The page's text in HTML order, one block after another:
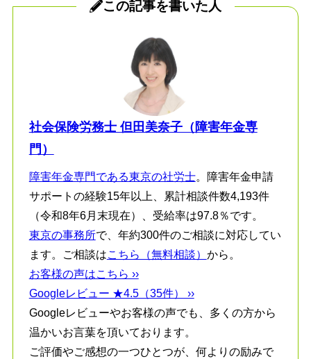
この記事を書いた人
社会保険労務士 但田美奈子（障害年金専
門）
障害年金専門である東京の社労士。障害年金申請
サポートの経験15年以上、累計相談件数4,193件
（令和8年6月末現在）、受給率は97.8％です。
東京の事務所で、年約300件のご相談に対応してい
ます。ご相談はこちら（無料相談） から。
お客様の声はこちら ››
Googleレビュー ★4.5（35件） ››
Googleレビューやお客様の声でも、多くの方から
温かいお言葉を頂いております。
ご評価やご感想の一つひとつが、何よりの励みで